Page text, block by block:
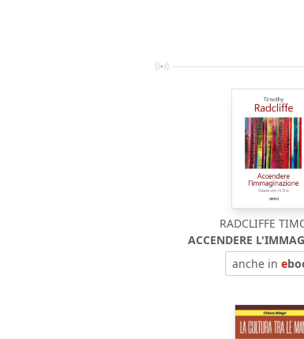
RADCLIFFE
ACCENDERE
anche in e